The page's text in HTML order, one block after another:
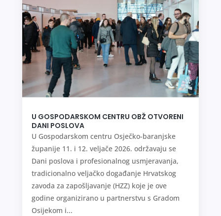
U GOSPODARSKOM CENTRU OBŽ OTVORENI
DANI POSLOVA
U Gospodarskom centru Osječko-baranjske
županije 11. i 12. veljače 2026. održavaju se
Dani poslova i profesionalnog usmjeravanja,
tradicionalno veljačko događanje Hrvatskog
zavoda za zapošljavanje (HZZ) koje je ove
godine organizirano u partnerstvu s Gradom
Osijekom i...